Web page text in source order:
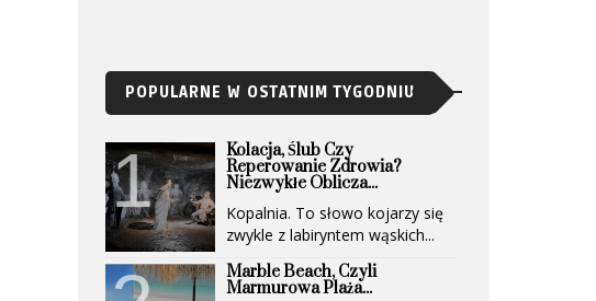
POPULARNE W OSTATNIM TYGODNIU
Kolacja, Ślub Czy
Reperowanie Zdrowia?
Niezwykłe Oblicza...
Kopalnia. To słowo kojarzy się
zwykle z labiryntem wąskich...
Marble Beach, Czyli
Marmurowa Plaża...